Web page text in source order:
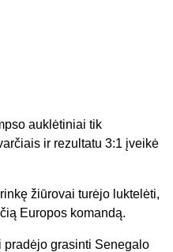
auklėtiniai tik
ir rezultatu 3:1 įveikė
žiūrovai turėjo luktelėti,
Europos komandą.
grasinti Senegalo